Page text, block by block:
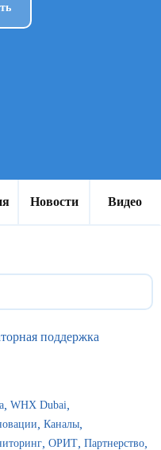
Новости Видео
поддержка
WHX Dubai
Каналы
ОРИТ Партнерство